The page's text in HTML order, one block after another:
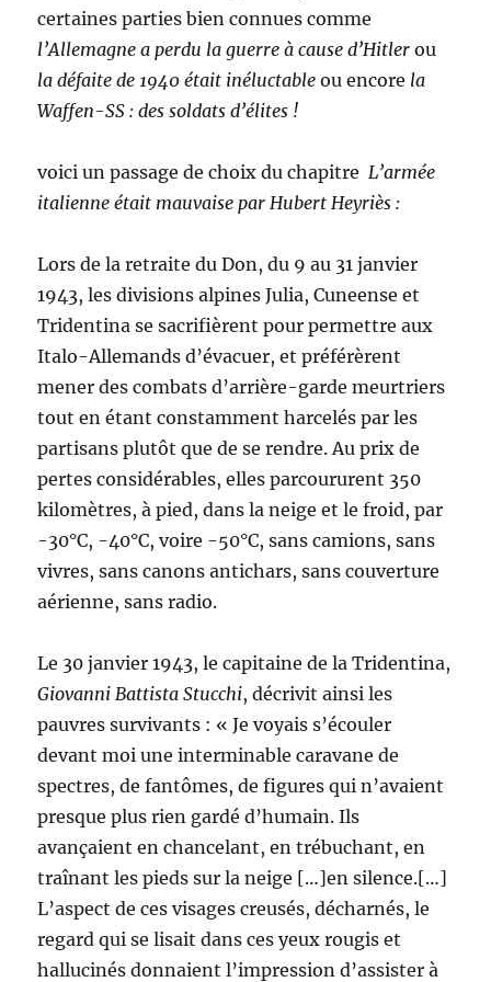
certaines parties bien connues comme
l’Allemagne a perdu la guerre à cause d’Hitler ou
la défaite de 1940 était inéluctable ou encore la
Waffen-SS : des soldats d’élites !
voici un passage de choix du chapitreL’armée
italienne était mauvaise par Hubert Heyriès :
Lors de la retraite du Don, du 9 au 31 janvier
1943, les divisions alpines Julia, Cuneense et
Tridentina se sacrifièrent pour permettre aux
Italo-Allemands d’évacuer, et préférèrent
mener des combats d’arrière-garde meurtriers
tout en étant constamment harcelés par les
partisans plutôt que de se rendre. Au prix de
pertes considérables, elles parcoururent 350
kilomètres, à pied, dans la neige et le froid, par
-30°C, -40°C, voire -50°C, sans camions, sans
vivres, sans canons antichars, sans couverture
aérienne, sans radio.
Le 30 janvier 1943, le capitaine de la Tridentina,
Giovanni Battista Stucchi, décrivit ainsi les
pauvres survivants : « Je voyais s’écouler
devant moi une interminable caravane de
spectres, de fantômes, de figures qui n’avaient
presque plus rien gardé d’humain. Ils
avançaient en chancelant, en trébuchant, en
traînant les pieds sur la neige […]en silence.[…]
L’aspect de ces visages creusés, décharnés, le
regard qui se lisait dans ces yeux rougis et
hallucinés donnaient l’impression d’assister à